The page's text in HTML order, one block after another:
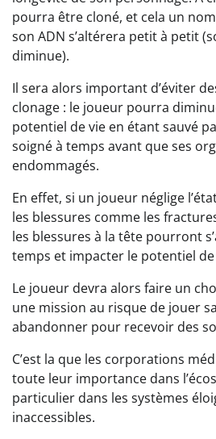
pourra être cloné, et cela un
son ADN s’altérera petit à petit
diminue).
Il sera alors important d’éviter
clonage : le joueur pourra
potentiel de vie en étant sauvé
soigné à temps avant que ses
endommagés.
En effet, si un joueur néglige
les blessures comme les
les blessures à la tête pourront
temps et impacter le potentiel
Le joueur devra alors faire un
une mission au risque de jouer
abandonner pour recevoir des
C’est la que les corporations
toute leur importance dans
particulier dans les systèmes
inaccessibles.